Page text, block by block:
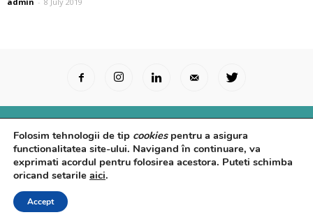
Surse Primare Analize Interviuri
Video
Rapoarte epidemiologice
Despre noi Confidențialitate
© Powered byControl F5
Folosim tehnologii de tip cookiespentru a asigura
functionalitatea site-ului. Navigand în continuare, va
exprimati acordul pentru folosirea acestora. Puteti schimba
oricand setarile aici.
Accept